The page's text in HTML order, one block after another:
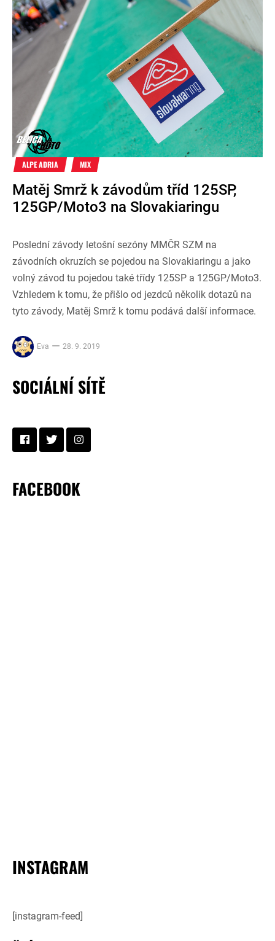
ALPE ADRIA MIX
Matěj Smrž k závodům tříd 125SP,
125GP/Moto3 na Slovakiaringu
Poslední závody letošní sezóny MMČR SZM na
závodních okruzích se pojedou na Slovakiaringu a jako
volný závod tu pojedou také třídy 125SP a 125GP/Moto3.
Vzhledem k tomu, že přišlo od jezdců několik dotazů na
tyto závody, Matěj Smrž k tomu podává další informace.
Eva 28. 9. 2019
SOCIÁLNÍ SÍTĚ
FACEBOOK
INSTAGRAM
[instagram-feed]